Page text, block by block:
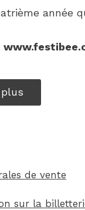
année
de vente
sur la